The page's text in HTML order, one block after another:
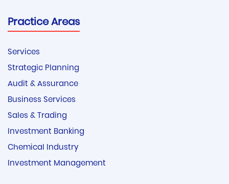
Practice Areas
Services
Strategic Planning
Audit & Assurance
Business Services
Sales & Trading
Investment Banking
Chemical Industry
Investment Management